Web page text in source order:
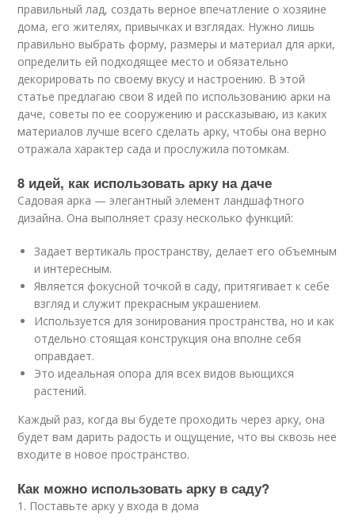
правильный лад, создать верное впечатление о хозяине
дома, его жителях, привычках и взглядах. Нужно лишь
правильно выбрать форму, размеры и материал для арки,
определить ей подходящее место и обязательно
декорировать по своему вкусу и настроению. В этой
статье предлагаю свои 8 идей по использованию арки на
даче, советы по ее сооружению и рассказываю, из каких
материалов лучше всего сделать арку, чтобы она верно
отражала характер сада и прослужила потомкам.
8 идей, как использовать арку на даче
Садовая арка — элегантный элемент ландшафтного
дизайна. Она выполняет сразу несколько функций:
Задает вертикаль пространству, делает его объемным
и интересным.
Является фокусной точкой в саду, притягивает к себе
взгляд и служит прекрасным украшением.
Используется для зонирования пространства, но и как
отдельно стоящая конструкция она вполне себя
оправдает.
Это идеальная опора для всех видов вьющихся
растений.
Каждый раз, когда вы будете проходить через арку, она
будет вам дарить радость и ощущение, что вы сквозь нее
входите в новое пространство.
Как можно использовать арку в саду?
1. Поставьте арку у входа в дома